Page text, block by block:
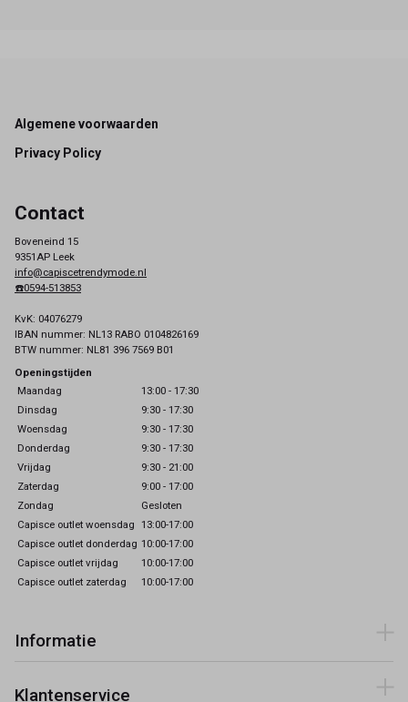
Footer
Algemene voorwaarden
Privacy Policy
Contact
Boveneind 15
9351AP Leek
info@capiscetrendymode.nl
☎️0594-513853
KvK: 04076279
IBAN nummer: NL13 RABO 0104826169
BTW nummer: NL81 396 7569 B01
Openingstijden
Maandag
13:00 - 17:30
Dinsdag
9:30 - 17:30
Woensdag
9:30 - 17:30
Donderdag
9:30 - 17:30
Vrijdag
9:30 - 21:00
Zaterdag
9:00 - 17:00
Zondag
Gesloten
Capisce outlet woensdag 13:00-17:00
Capisce outlet donderdag 10:00-17:00
Capisce outlet vrijdag
10:00-17:00
Capisce outlet zaterdag
10:00-17:00
Informatie
Klantenservice